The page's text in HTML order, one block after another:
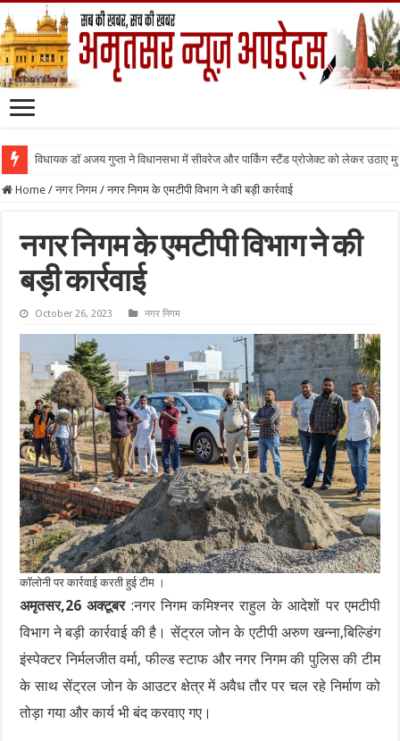
विधायक डॉ अजय गुप्ता ने विधानसभा में सीवरेज और पार्किंग स्टैंड प्रोजेक्ट को लेकर उठाए
Home / नगर निगम / नगर निगम के एमटीपी विभाग ने की बड़ी कार्रवाई
नगर निगम के एमटीपी विभाग ने की
बड़ी कार्रवाई
October 26, 2023 नगर निगम
कॉलोनी पर कार्रवाई करती हुई टीम ।
अमृतसर,26 अक्टूबर:नगर निगम कमिश्नर राहुल के आदेशों पर एमटीपी
विभाग ने बड़ी कार्रवाई की है। सेंट्रल जोन के एटीपी अरुण खन्ना,बिल्डिंग
इंस्पेक्टर निर्मलजीत वर्मा, फील्ड स्टाफ और नगर निगम की पुलिस की टीम
के साथ सेंट्रल जोन के आउटर क्षेत्र में अवैध तौर पर चल रहे निर्माण को
तोड़ा गया और कार्य भी बंद करवाए गए।